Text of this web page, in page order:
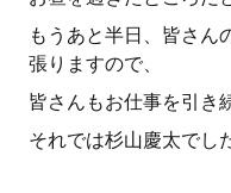
もうあと半日、皆さん
張りますので、
皆さんもお仕事を引き
それでは杉山慶太でし